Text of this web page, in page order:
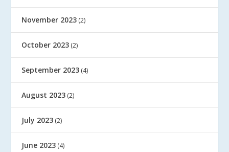
November 2023 (2)
October 2023 (2)
September 2023 (4)
August 2023 (2)
July 2023 (2)
June 2023 (4)